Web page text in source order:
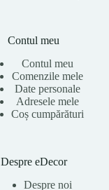
Contul meu
Contul meu
Comenzile mele
Date personale
Adresele mele
Coș cumpărături
Despre eDecor
Despre noi